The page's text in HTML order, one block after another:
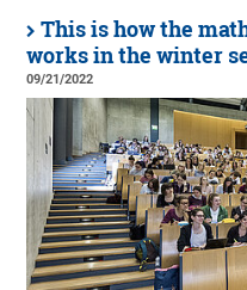
This is how the
works in the winter
09/21/2022